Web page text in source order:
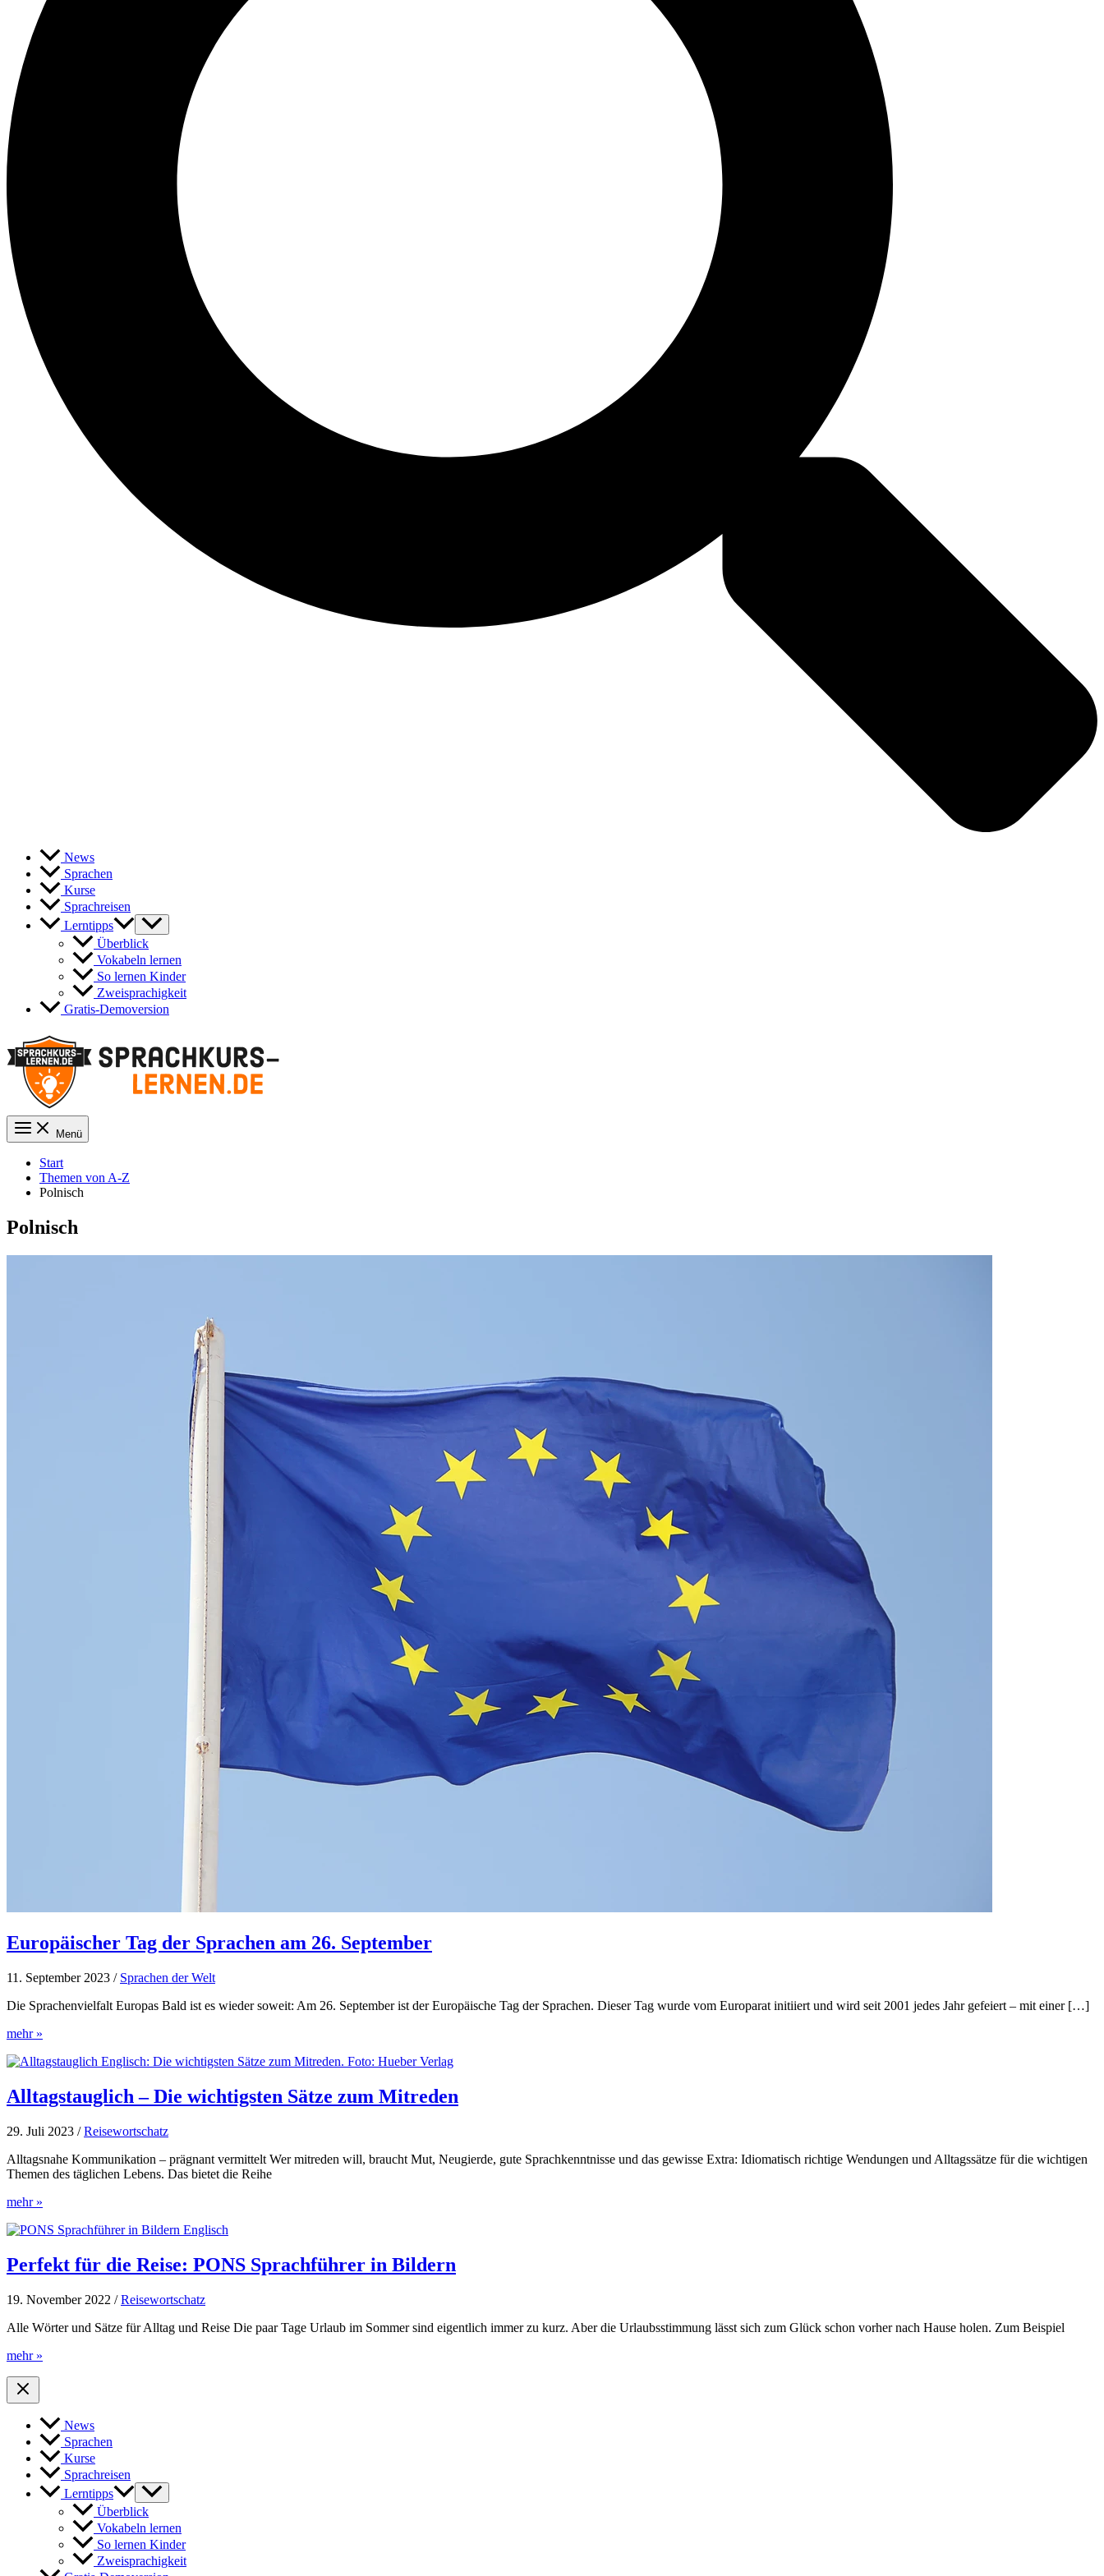
News
Sprachen
Kurse
Sprachreisen
Lerntipps
Überblick
Vokabeln lernen
So lernen Kinder
Zweisprachigkeit
Gratis-Demoversion
Menü
Start
Themen von A-Z
Polnisch
Polnisch
Europäischer Tag der Sprachen am 26. September
11. September 2023 / Sprachen der Welt
Die Sprachenvielfalt Europas Bald ist es wieder soweit: Am 26. September ist der Europäische Tag der Sprachen. Dieser Tag wurde vom Europarat initiiert und wird seit 2001 jedes Jahr gefeiert – mit einer […]
Europäischer
der
am
26.
mehr »
Alltagstauglich – Die wichtigsten Sätze zum Mitreden
29. Juli 2023 /Reisewortschatz
Alltagsnahe Kommunikation – prägnant vermittelt Wer mitreden will, braucht Mut, Neugierde, gute Sprachkenntnisse und das gewisse Extra: Idiomatisch richtige Wendungen und Alltagssätze für die wichtigen
Themen des täglichen Lebens. Das bietet die Reihe
Alltagstauglich
Die
Sätze
zum
mehr »
Perfekt für die Reise: PONS Sprachführer in Bildern
19. November 2022 /Reisewortschatz
Alle Wörter und Sätze für Alltag und Reise Die paar Tage Urlaub im Sommer sind eigentlich immer zu kurz. Aber die Urlaubsstimmung lässt sich zum Glück schon vorher nach Hause holen. Zum Beispiel
Perfekt
die
Reise:
Sprachführer
Bildern
mehr »
News
Sprachen
Kurse
Sprachreisen
Lerntipps
Überblick
Vokabeln lernen
So lernen Kinder
Zweisprachigkeit